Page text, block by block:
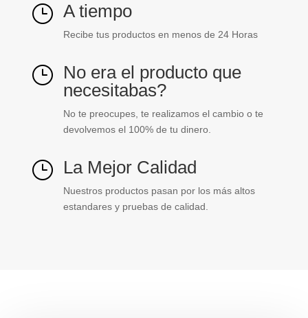
} A tiempo
Recibe tus productos en menos de 24 Horas
} No era el producto que
necesitabas?
No te preocupes, te realizamos el cambio o te
devolvemos el 100% de tu dinero.
} La Mejor Calidad
Nuestros productos pasan por los más altos
estandares y pruebas de calidad.